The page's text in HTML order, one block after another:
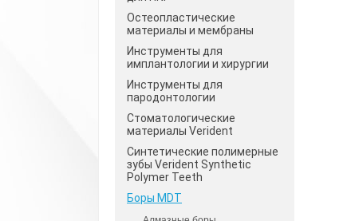
Остеопластические
материалы и мембраны
Инструменты для
имплантологии и хирургии
Инструменты для
пародонтологии
Стоматологические
материалы Verident
Синтетические полимерные
зубы Verident Synthetic
Polymer Teeth
Боры MDT